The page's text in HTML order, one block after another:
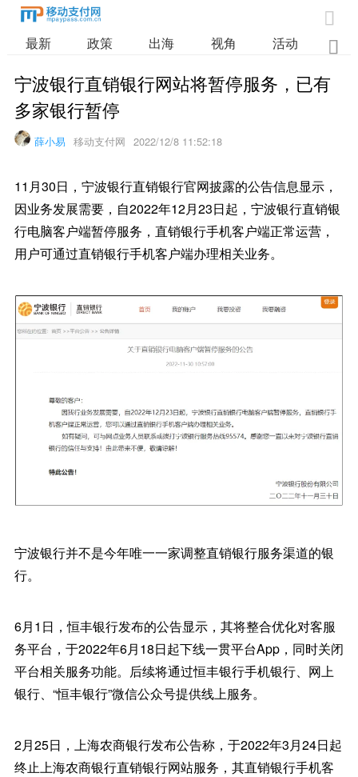

最新 政策 出海 视角 活动 业

宁波银行直销银行网站将暂停服务，已有
多家银行暂停
薛小易 移动支付网 2022/12/8 11:52:18
11月30日，宁波银行直销银行官网披露的公告信息显示，
因业务发展需要，自2022年12月23日起，宁波银行直销银
行电脑客户端暂停服务，直销银行手机客户端正常运营，
用户可通过直销银行手机客户端办理相关业务。
宁波银行并不是今年唯一一家调整直销银行服务渠道的银
行。
6月1日，恒丰银行发布的公告显示，其将整合优化对客服
务平台，于2022年6月18日起下线一贯平台App，同时关闭
平台相关服务功能。后续将通过恒丰银行手机银行、网上
银行、“恒丰银行”微信公众号提供线上服务。
2月25日，上海农商银行发布公告称，于2022年3月24日起
终止上海农商银行直销银行网站服务，其直销银行手机客